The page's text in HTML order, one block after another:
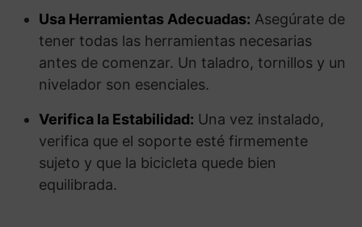
Usa Herramientas Adecuadas: Asegúrate de
tener todas las herramientas necesarias
antes de comenzar. Un taladro, tornillos y un
nivelador son esenciales.
Verifica la Estabilidad: Una vez instalado,
verifica que el soporte esté firmemente
sujeto y que la bicicleta quede bien
equilibrada.